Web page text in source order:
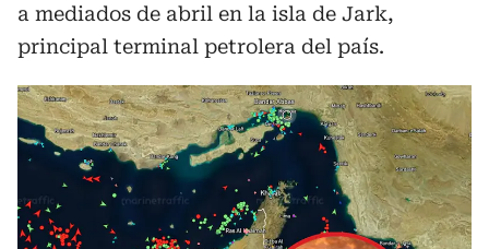
a mediados de abril en la isla de Jark,
principal terminal petrolera del país.